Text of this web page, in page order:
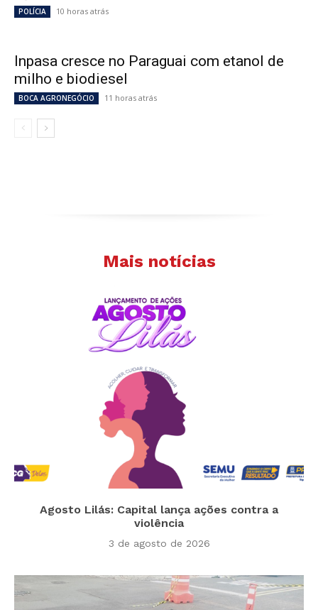
POLÍCIA 10 horas atrás
Inpasa cresce no Paraguai com etanol de
milho e biodiesel
BOCA AGRONEGÓCIO 11 horas atrás
Mais notícias
Agosto Lilás: Capital lança ações contra a
violência
3 de agosto de 2026